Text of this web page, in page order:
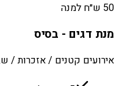
50 ש״ח למנה
מנת דגים - בסיס
אירועים קטנים / אזכרות /